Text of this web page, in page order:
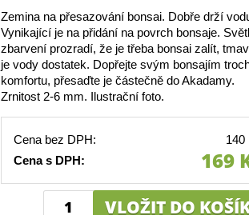
Zemina na přesazování bonsai. Dobře drží
Vynikající je na přidání na povrch bonsaje.
zbarvení prozradí, že je třeba bonsai zalít,
je vody dostatek. Dopřejte svým bonsajím
komfortu, přesaďte je částečně do Akadamy.
Zrnitost 2-6 mm. Ilustrační foto.
Cena bez DPH:
140
Cena s DPH:
169